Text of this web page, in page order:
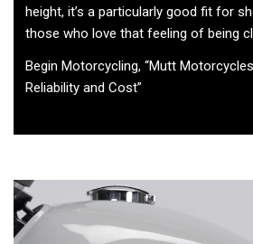
height, it’s a particularly good fit for
those who love that feeling of being
Begin Motorcycling, “Mutt
Reliability and Cost”